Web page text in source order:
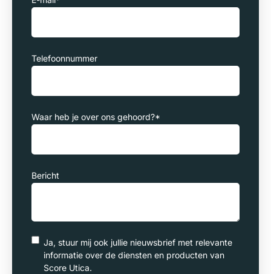
Telefoonnummer
Waar heb je over ons gehoord?*
Bericht
Ja, stuur mij ook jullie nieuwsbrief met relevante
informatie over de diensten en producten van
Score Utica.